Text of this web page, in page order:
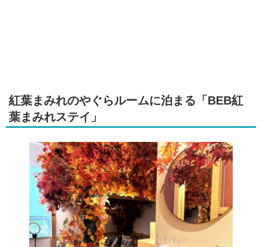
紅葉まみれのやぐらルームに泊まる「BEB紅
葉まみれステイ」